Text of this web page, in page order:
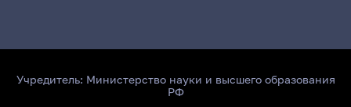
Учредитель: Министерство науки и высшего образования
РФ